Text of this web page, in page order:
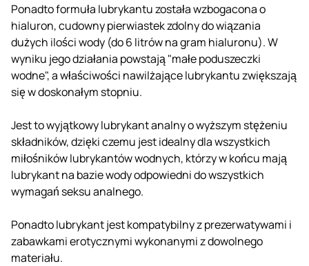
Ponadto formuła lubrykantu została wzbogacona o
hialuron, cudowny pierwiastek zdolny do wiązania
dużych ilości wody (do 6 litrów na gram hialuronu). W
wyniku jego działania powstają "małe poduszeczki
wodne", a właściwości nawilżające lubrykantu zwiększają
się w doskonałym stopniu.
Jest to wyjątkowy lubrykant analny o wyższym stężeniu
składników, dzięki czemu jest idealny dla wszystkich
miłośników lubrykantów wodnych, którzy w końcu mają
lubrykant na bazie wody odpowiedni do wszystkich
wymagań seksu analnego.
Ponadto lubrykant jest kompatybilny z prezerwatywami i
zabawkami erotycznymi wykonanymi z dowolnego
materiału.